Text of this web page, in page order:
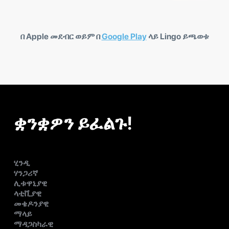
በ Apple መደብር ወይም በGoogle Playላይ Lingo ይጫወቱ
ቋንቋዎን ይፈልጉ!
ሂንዲ
ሃንጋሪኛ
ሊቱዋኒያዊ
ላቲቪያዊ
መቄዶንያዊ
ማላይ
ማዳጋስካራዊ